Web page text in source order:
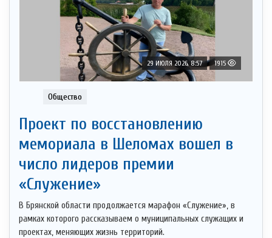
29 ИЮЛЯ 2026, 8:57 1915
Общество
Проект по восстановлению
мемориала в Шеломах вошел в
число лидеров премии
«Служение»
В Брянской области продолжается марафон «Служение», в
рамках которого рассказываем о муниципальных служащих и
проектах, меняющих жизнь территорий.